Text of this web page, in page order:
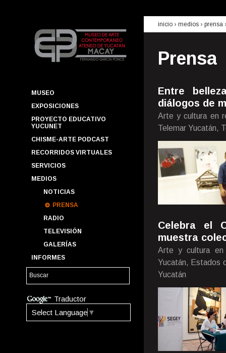
MUSEO
EXPOSICIONES
PROYECTO EDUCATIVO
YUCUNET
CHISME-ARTE PODCAST
RECORRIDOS VIRTUALES
SERVICIOS
MEDIOS
NOTICIAS
PRENSA
RADIO
TELEVISIÓN
GALERÍAS
INFORMES
Traductor
Select Language ▼
inicio › medios › prensa
Prensa
Entre
diálogos de
Arte y cultura en
Telemar Yucatán,
Celebra el
muestra
Arte y cultura en
Yucatán, Estados
Yucatán